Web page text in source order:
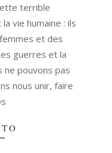
terrible
vie humaine : ils
et des
guerres et la
ne pouvons pas
nous unir, faire